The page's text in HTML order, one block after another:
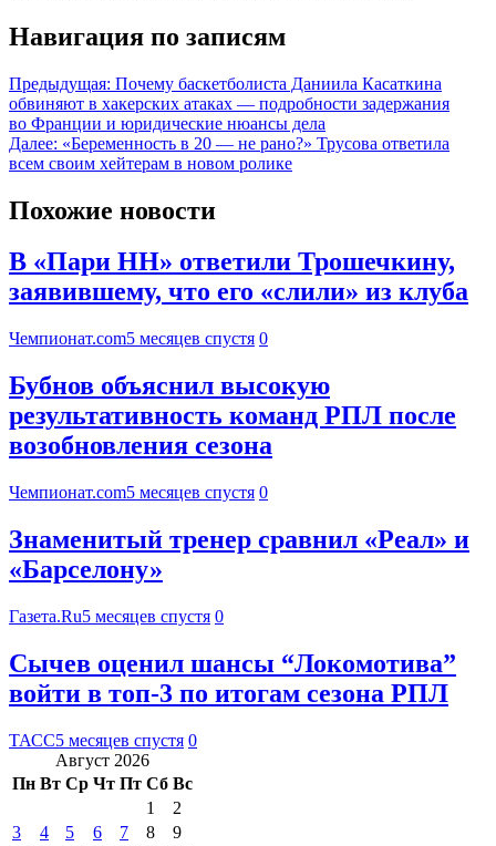
Навигация по записям
Предыдущая: Почему баскетболиста Даниила Касаткина
обвиняют в хакерских атаках — подробности задержания
во Франции и юридические нюансы дела
Далее: «Беременность в 20 — не рано?» Трусова ответила
всем своим хейтерам в новом ролике
Похожие новости
В «Пари НН» ответили Трошечкину,
заявившему, что его «слили» из клуба
Чемпионат.com5 месяцев спустя 0
Бубнов объяснил высокую
результативность команд РПЛ после
возобновления сезона
Чемпионат.com5 месяцев спустя 0
Знаменитый тренер сравнил «Реал» и
«Барселону»
Газета.Ru5 месяцев спустя 0
Сычев оценил шансы “Локомотива”
войти в топ-3 по итогам сезона РПЛ
ТАСС5 месяцев спустя 0
Август 2026
Пн Вт Ср Чт Пт Сб Вс
1
2
3
4 5 6 7 8
9